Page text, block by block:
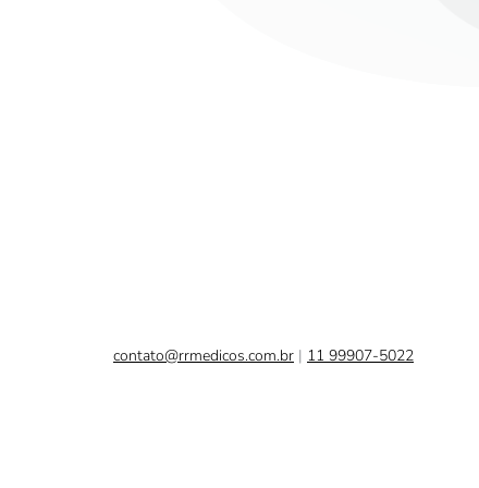
contato@rrmedicos.com.br | 11 99907-5022